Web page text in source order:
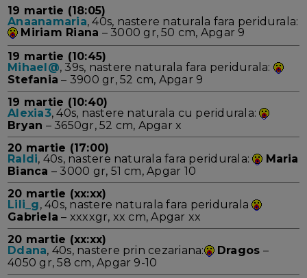
19 martie (18:05)
Anaanamaria, 40s, nastere naturala fara peridurala:
Miriam Riana – 3000 gr, 50 cm, Apgar 9
19 martie (10:45)
Mihael@, 39s, nastere naturala fara peridurala:
Stefania – 3900 gr, 52 cm, Apgar 9
19 martie (10:40)
Alexia3, 40s, nastere naturala cu peridurala:
Bryan – 3650gr, 52 cm, Apgar x
20 martie (17:00)
Raldi, 40s, nastere naturala fara peridurala:
Maria
Bianca – 3000 gr, 51 cm, Apgar 10
20 martie (xx:xx)
Lili_g, 40s, nastere naturala fara peridurala
Gabriela – xxxxgr, xx cm, Apgar xx
20 martie (xx:xx)
Ddana, 40s, nastere prin cezariana: Dragos –
4050 gr, 58 cm, Apgar 9-10